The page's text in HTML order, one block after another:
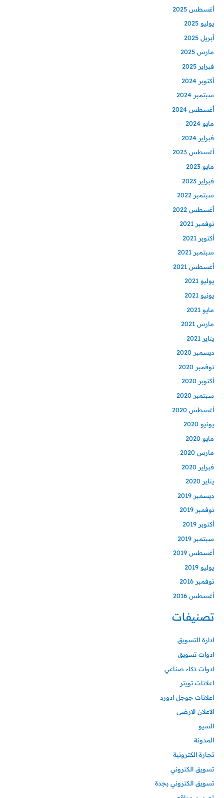
أغسطس 2025
يوليو 2025
أبريل 2025
مارس 2025
فبراير 2025
أكتوبر 2024
سبتمبر 2024
أغسطس 2024
مايو 2024
فبراير 2024
أغسطس 2023
مايو 2023
فبراير 2023
سبتمبر 2022
أغسطس 2022
نوفمبر 2021
أكتوبر 2021
سبتمبر 2021
أغسطس 2021
يوليو 2021
يونيو 2021
مايو 2021
مارس 2021
يناير 2021
ديسمبر 2020
نوفمبر 2020
أكتوبر 2020
سبتمبر 2020
أغسطس 2020
يونيو 2020
مايو 2020
مارس 2020
فبراير 2020
يناير 2020
ديسمبر 2019
نوفمبر 2019
أكتوبر 2019
سبتمبر 2019
أغسطس 2019
يوليو 2019
نوفمبر 2016
أغسطس 2016
تصنيفات
ادارة التسويق
ادوات تسويق
ادوات ذكاء صناعي
اعلانات تويتر
اعلانات جوجل ادورد
الاعلان الارضى
السيو
المدونة
تجارة الكترونية
تسويق الكتروني
تسويق الكتروني بجدة